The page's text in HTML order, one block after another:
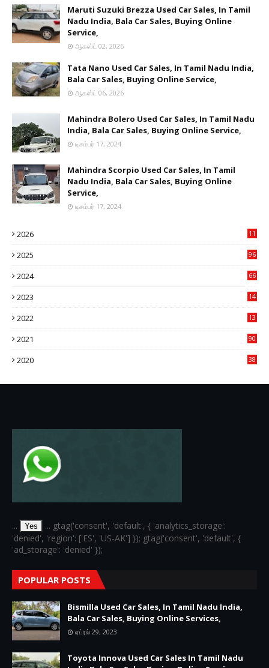
Maruti Suzuki Brezza Used Car Sales, In Tamil
Nadu India, Bala Car Sales, Buying Online
Service,
ஆகஸ்ட் 02, 2026
Tata Nano Used Car Sales, In Tamil Nadu India,
Bala Car Sales, Buying Online Service,
ஆகஸ்ட் 06, 2026
Mahindra Bolero Used Car Sales, In Tamil Nadu
India, Bala Car Sales, Buying Online Service,
டிசம்பர் 17, 2024
Mahindra Scorpio Used Car Sales, In Tamil
Nadu India, Bala Car Sales, Buying Online
Service,
டிசம்பர் 17, 2024
2026
11
2025
96
2024
66
2023
14
2022
13
2021
90
2020
38
... Yes
... gtag('consent', 'default', { 'analytics_storage':
'denied', 'region': ['ES', 'US-AK'] }); gtag('consent', 'default', {
'ad_storage': 'denied' });
POPULAR POSTS
Bismilla Used Car Sales, In Tamil Nadu India,
Bala Car Sales, Buying Online Services,
ஏப்ரல் 29, 2023
Toyota Innova Used Car Sales In Tamil Nadu